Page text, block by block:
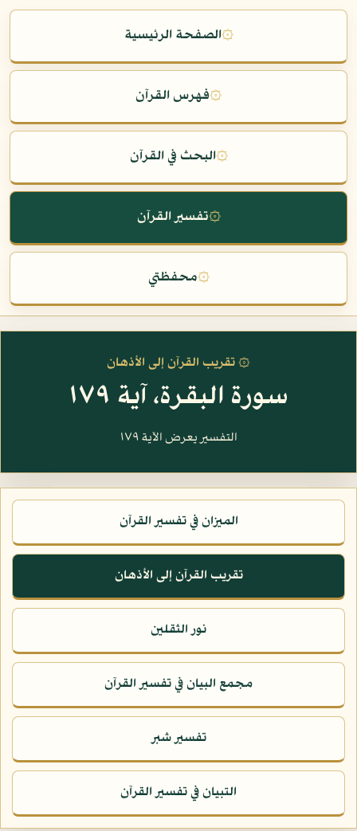
۞الصفحة الرئيسية
۞فهرس القرآن
۞البحث في القرآن
۞تفسير القرآن
۞محفظتي
۞ تقريب القرآن إلى الأذهان
سورة البقرة، آية ١٧٩
التفسير يعرض الآية ١٧٩
الميزان في تفسير القرآن
تقريب القرآن إلى الأذهان
نور الثقلين
مجمع البيان في تفسير القرآن
تفسير شبر
التبيان في تفسير القرآن